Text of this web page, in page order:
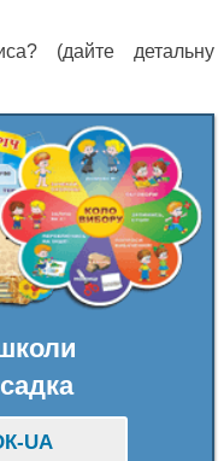
(дайте детальну
UA